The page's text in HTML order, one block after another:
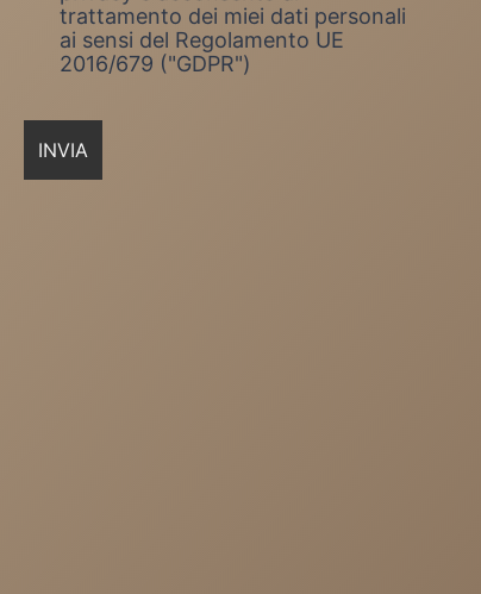
trattamento dei miei dati personali
ai sensi del Regolamento UE
2016/679 ("GDPR")